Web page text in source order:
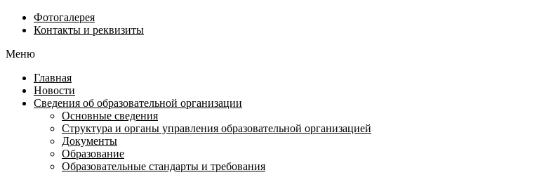
Фотогалерея
Контакты и реквизиты
Меню
Главная
Новости
Сведения об образовательной организации
Основные сведения
Структура и органы управления образовательной организацией
Документы
Образование
Образовательные стандарты и требования